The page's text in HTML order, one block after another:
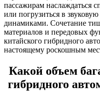
пассажирам наслаждаться
или погрузиться в
динамиками. Сочетание
материалов и передовых
китайского гибридного
настоящему роскошным
Какой объем
гибридного